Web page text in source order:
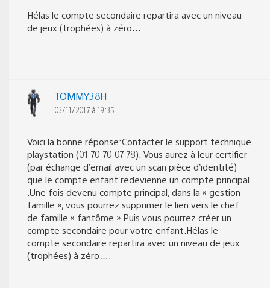
Hélas le compte secondaire repartira avec un niveau
de jeux (trophées) à zéro….
TOMMY38H
03/11/2017 à 19:35
Voici la bonne réponse:Contacter le support technique
playstation (01 70 70 07 78). Vous aurez à leur certifier
(par échange d’email avec un scan pièce d’identité)
que le compte enfant redevienne un compte principal
.Une fois devenu compte principal, dans la « gestion
famille », vous pourrez supprimer le lien vers le chef
de famille « fantôme ».Puis vous pourrez créer un
compte secondaire pour votre enfant.Hélas le
compte secondaire repartira avec un niveau de jeux
(trophées) à zéro….